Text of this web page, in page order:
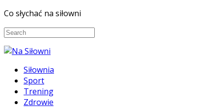
Co słychać na siłowni
Siłownia
Sport
Trening
Zdrowie